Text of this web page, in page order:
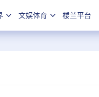
文娱体育 楼兰平台